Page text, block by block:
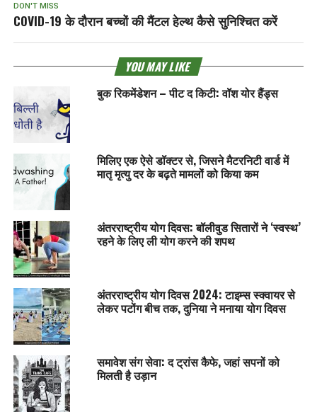
DON'T MISS
COVID-19 के दौरान बच्चों की मैंटल हेल्‍थ कैसे सुनिश्चित करें
YOU MAY LIKE
बुक रिकमेंडेशन – पीट द किटी: वॉश योर हैंड्स
मिलिए एक ऐसे डॉक्टर से, जिसने मैटरनिटी वार्ड में
मातृ मृत्यु दर के बढ़ते मामलों को किया कम
अंतरराष्ट्रीय योग दिवस: बॉलीवुड सितारों ने ‘स्वस्थ’
रहने के लिए ली योग करने की शपथ
अंतरराष्ट्रीय योग दिवस 2024: टाइम्स स्क्वायर से
लेकर पटोंग बीच तक, दुनिया ने मनाया योग दिवस
समावेश संग सेवा: द ट्रांस कैफे, जहां सपनों को
मिलती है उड़ान